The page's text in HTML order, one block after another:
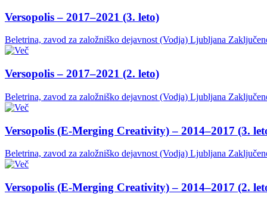
Versopolis – 2017–2021 (3. leto)
Beletrina, zavod za založniško dejavnost (Vodja) Ljubljana
Versopolis – 2017–2021 (2. leto)
Beletrina, zavod za založniško dejavnost (Vodja) Ljubljana
Versopolis (E-Merging Creativity) – 2014–2017 (3.
Beletrina, zavod za založniško dejavnost (Vodja) Ljubljana
Versopolis (E-Merging Creativity) – 2014–2017 (2.